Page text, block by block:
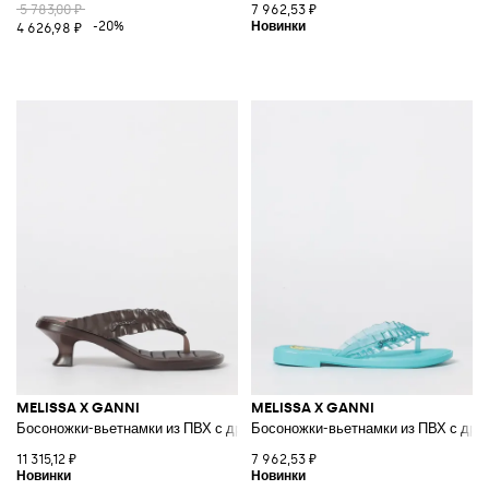
5 783,00 ₽
4 626,98 ₽
-20%
7 962,53 ₽
MELISSA X GANNI
Босоножки-вьетнамки из ПВХ с драпировкой и низким каблуком
11 315,12 ₽
MELISSA X GANNI
Босоножки-вьетнамки из ПВХ с
7 962,53 ₽